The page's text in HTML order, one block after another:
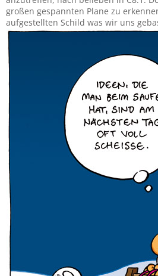
großen gespannten Plane zu
aufgestellten Schild was wir uns